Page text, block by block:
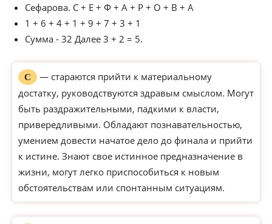
Сефарова. С + Е + Ф + А + Р + О + В + А
1 + 6 + 4 + 1 + 9 + 7 + 3 + 1
Сумма - 32 Далее 3 + 2 = 5.
С
— стараются прийти к материальному
достатку, руководствуются здравым смыслом. Могут
быть раздражительными, падкими к власти,
привередливыми. Обладают познавательностью,
умением довести начатое дело до финала и прийти
к истине. Знают свое истинное предназначение в
жизни, могут легко приспособиться к новым
обстоятельствам или спонтанным ситуациям.